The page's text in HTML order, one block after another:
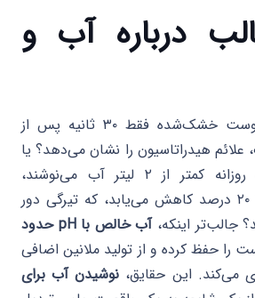
درباره آب و
آیا می‌دانستید که پوست خشک‌شده فقط ۳۰ ثانیه پس از
هیدراتاسیون را نشان می‌دهد؟ یا
اینکه در افرادی که روزانه کمتر از ۲ لیتر آب می‌نوشند،
الاستیسیته پوست تا ۲۰ درصد کاهش می‌یابد، که تیرگی دور
جالب‌تر اینکه،
آب خالص با pH حدود
را حفظ کرده و از تولید ملانین اضافی
می‌کند. این حقایق، نوشیدن آب برای